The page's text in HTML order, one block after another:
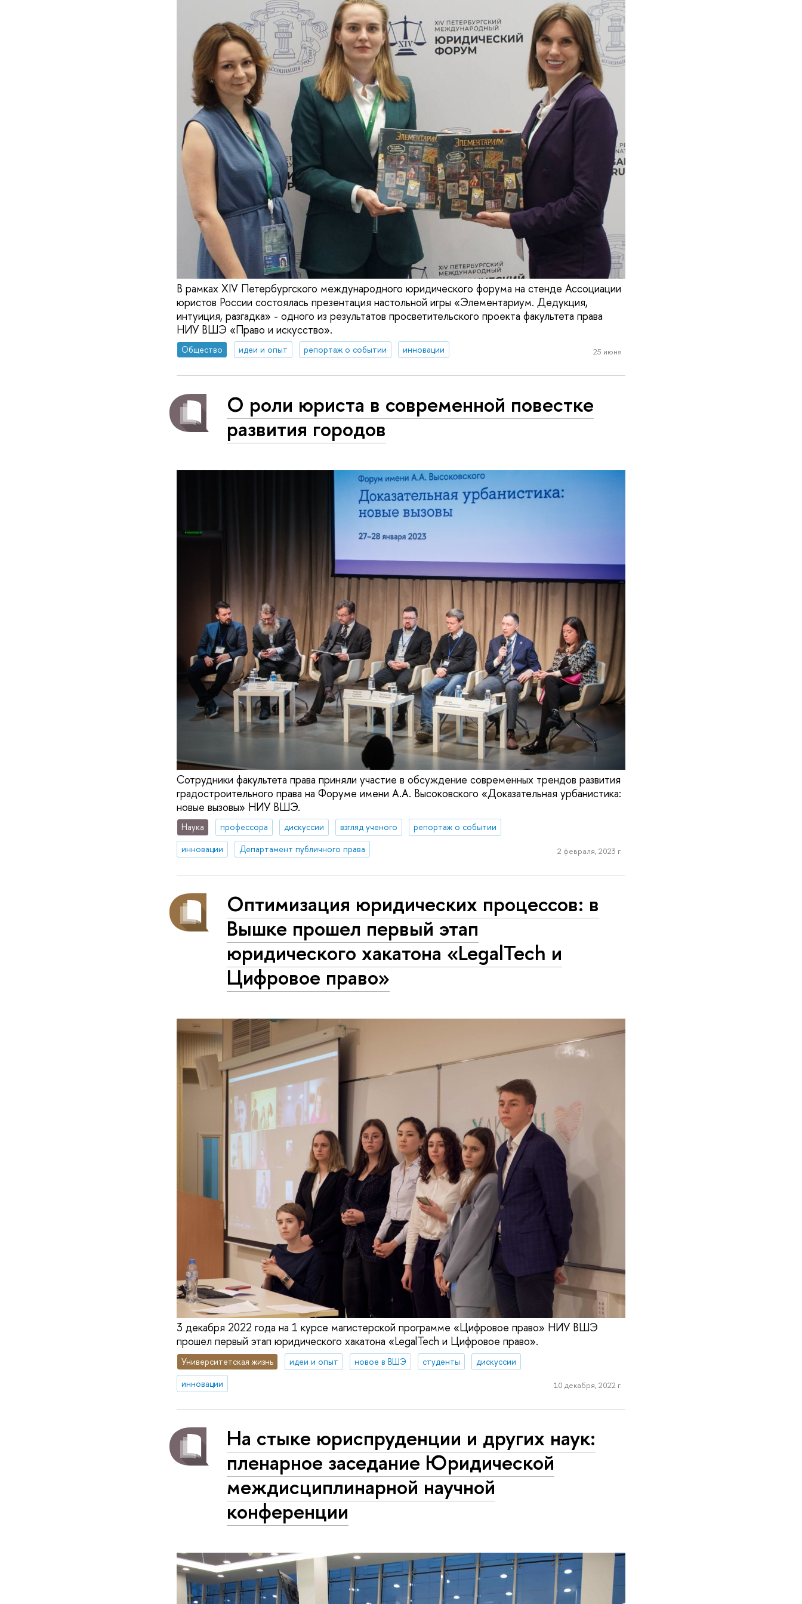
В рамках XIV Петербургского международного юридического форума на стенде Ассоциации
юристов России состоялась презентация настольной игры «Элементариум. Дедукция,
интуиция, разгадка» - одного из результатов просветительского проекта факультета права
НИУ ВШЭ «Право и искусство».
Общество идеи и опыт репортаж о событии инновации 25 июня
О роли юриста в современной повестке
развития городов
Сотрудники факультета права приняли участие в обсуждение современных трендов развития
градостроительного права на Форуме имени А.А. Высоковского «Доказательная урбанистика:
новые вызовы» НИУ ВШЭ.
Наука профессора дискуссии взгляд ученого
репортаж о событии
инновации
Департамент публичного права 2 февраля, 2023 г.
Оптимизация юридических процессов: в
Вышке прошел первый этап
юридического хакатона «LegalTech и
Цифровое право»
3 декабря 2022 года на 1 курсе магистерской программе «Цифровое право» НИУ ВШЭ
прошел первый этап юридического хакатона «LegalTech и Цифровое право».
Университетская жизнь идеи и опыт новое в ВШЭ студенты
дискуссии
инновации
10 декабря, 2022 г.
На стыке юриспруденции и других наук:
пленарное заседание Юридической
междисциплинарной научной
конференции